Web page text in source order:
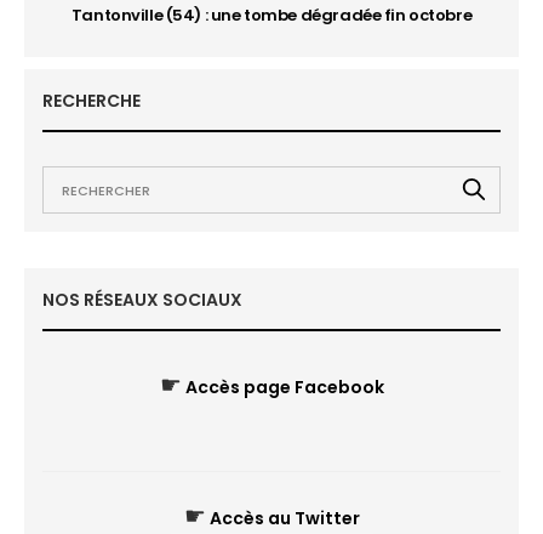
Tantonville (54) : une tombe dégradée fin octobre
RECHERCHE
NOS RÉSEAUX SOCIAUX
☛ Accès page Facebook
☛ Accès au Twitter